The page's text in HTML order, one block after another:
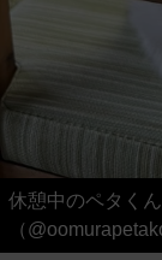
休憩中のペタく
（